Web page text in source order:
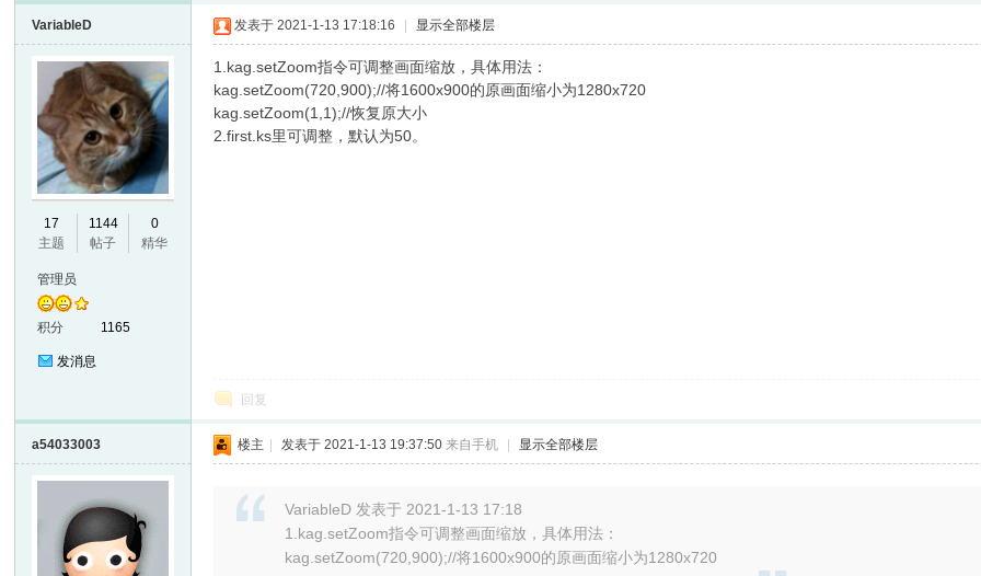
M
VariableD
17
主题
1144
帖子
0
精华
管理员
积分 1165
发消息
发表于 2021-1-13 17:18:16 显示全部楼层
1.kag.setZoom指令可调整画面缩放，具体用法：
kag.setZoom(720,900);//将1600x900的原画面缩小为1280x720
kag.setZoom(1,1);//恢复原大小
2.first.ks里可调整，默认为50。
回复
a54033003 楼主 发表于 2021-1-13 19:37:50 来自手机 显示全部楼层
VariableD 发表于 2021-1-13 17:18
1.kag.setZoom指令可调整画面缩放，具体用法：
kag.setZoom(720,900);//将1600x900的原画面缩小为1280x720